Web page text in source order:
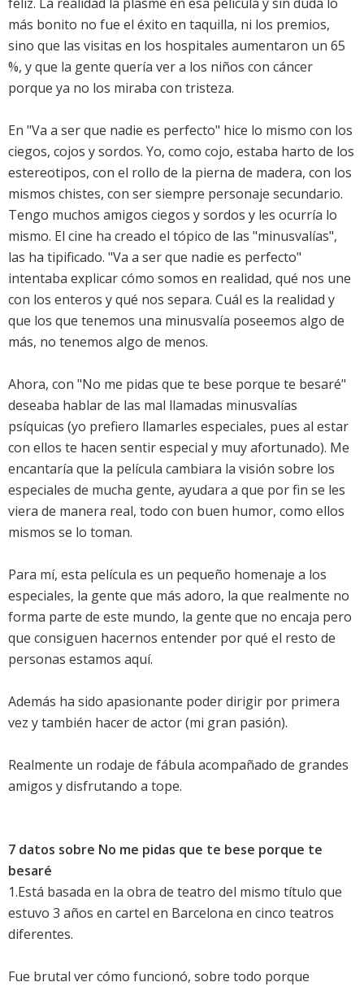
más bonito no fue el éxito en taquilla, ni los premios,
sino que las visitas en los hospitales aumentaron un 65
%, y que la gente quería ver a los niños con cáncer
porque ya no los miraba con tristeza.
En "Va a ser que nadie es perfecto" hice lo mismo con los
ciegos, cojos y sordos. Yo, como cojo, estaba harto de los
estereotipos, con el rollo de la pierna de madera, con los
mismos chistes, con ser siempre personaje secundario.
Tengo muchos amigos ciegos y sordos y les ocurría lo
mismo. El cine ha creado el tópico de las "minusvalías",
las ha tipificado. "Va a ser que nadie es perfecto"
intentaba explicar cómo somos en realidad, qué nos une
con los enteros y qué nos separa. Cuál es la realidad y
que los que tenemos una minusvalía poseemos algo de
más, no tenemos algo de menos.
Ahora, con "No me pidas que te bese porque te besaré"
deseaba hablar de las mal llamadas minusvalías
psíquicas (yo prefiero llamarles especiales, pues al estar
con ellos te hacen sentir especial y muy afortunado). Me
encantaría que la película cambiara la visión sobre los
especiales de mucha gente, ayudara a que por fin se les
viera de manera real, todo con buen humor, como ellos
mismos se lo toman.
Para mí, esta película es un pequeño homenaje a los
especiales, la gente que más adoro, la que realmente no
forma parte de este mundo, la gente que no encaja pero
que consiguen hacernos entender por qué el resto de
personas estamos aquí.
Además ha sido apasionante poder dirigir por primera
vez y también hacer de actor (mi gran pasión).
Realmente un rodaje de fábula acompañado de grandes
amigos y disfrutando a tope.
7 datos sobre No me pidas que te bese porque te
besaré
1.Está basada en la obra de teatro del mismo título que
estuvo 3 años en cartel en Barcelona en cinco teatros
diferentes.
Fue brutal ver cómo funcionó, sobre todo porque